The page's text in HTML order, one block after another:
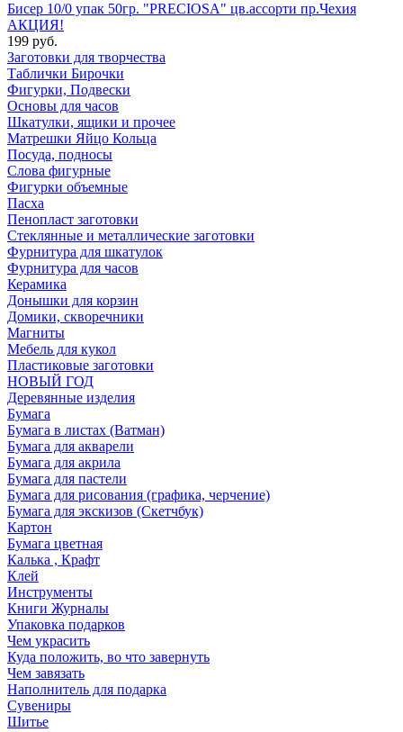
Бисер 10/0 упак 50гр. "PRECIOSA" цв.ассорти пр.Чехия
АКЦИЯ!
199 руб.
Заготовки для творчества
Таблички Бирочки
Фигурки, Подвески
Основы для часов
Шкатулки, ящики и прочее
Матрешки Яйцо Кольца
Посуда, подносы
Слова фигурные
Фигурки объемные
Пасха
Пенопласт заготовки
Стеклянные и металлические заготовки
Фурнитура для шкатулок
Фурнитура для часов
Керамика
Донышки для корзин
Домики, скворечники
Магниты
Мебель для кукол
Пластиковые заготовки
НОВЫЙ ГОД
Деревянные изделия
Бумага
Бумага в листах (Ватман)
Бумага для акварели
Бумага для акрила
Бумага для пастели
Бумага для рисования (графика, черчение)
Бумага для экскизов (Скетчбук)
Картон
Бумага цветная
Калька , Крафт
Клей
Инструменты
Книги Журналы
Упаковка подарков
Чем украсить
Куда положить, во что завернуть
Чем завязать
Наполнитель для подарка
Сувениры
Шитье